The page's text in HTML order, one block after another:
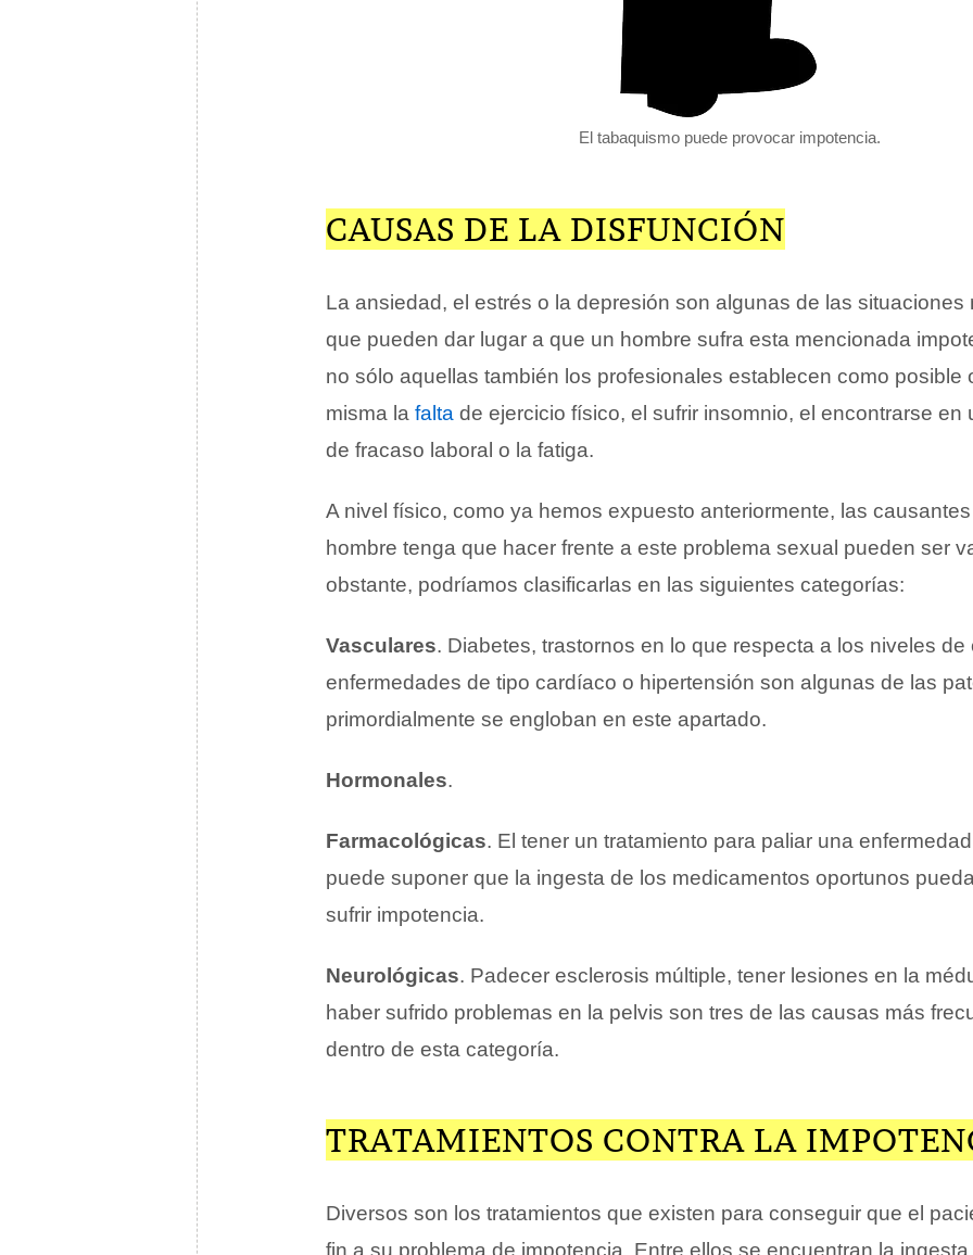
El tabaquismo puede provocar impotencia.
CAUSAS DE LA DISFUNCIÓN
La ansiedad, el estrés o la depresión son algunas de las situaciones
que pueden dar lugar a que un hombre sufra esta mencionada
no sólo aquellas también los profesionales establecen como posible
misma la falta de ejercicio físico, el sufrir insomnio, el encontrarse en
de fracaso laboral o la fatiga.
A nivel físico, como ya hemos expuesto anteriormente, las
hombre tenga que hacer frente a este problema sexual pueden ser
obstante, podríamos clasificarlas en las siguientes categorías:
Vasculares. Diabetes, trastornos en lo que respecta a los niveles de
enfermedades de tipo cardíaco o hipertensión son algunas de las
primordialmente se engloban en este apartado.
Hormonales.
Farmacológicas. El tener un tratamiento para paliar una
puede suponer que la ingesta de los medicamentos oportunos
sufrir impotencia.
Neurológicas. Padecer esclerosis múltiple, tener lesiones en la
haber sufrido problemas en la pelvis son tres de las causas más
dentro de esta categoría.
TRATAMIENTOS CONTRA LA
Diversos son los tratamientos que existen para conseguir que el
fin a su problema de impotencia. Entre ellos se encuentran la ingesta